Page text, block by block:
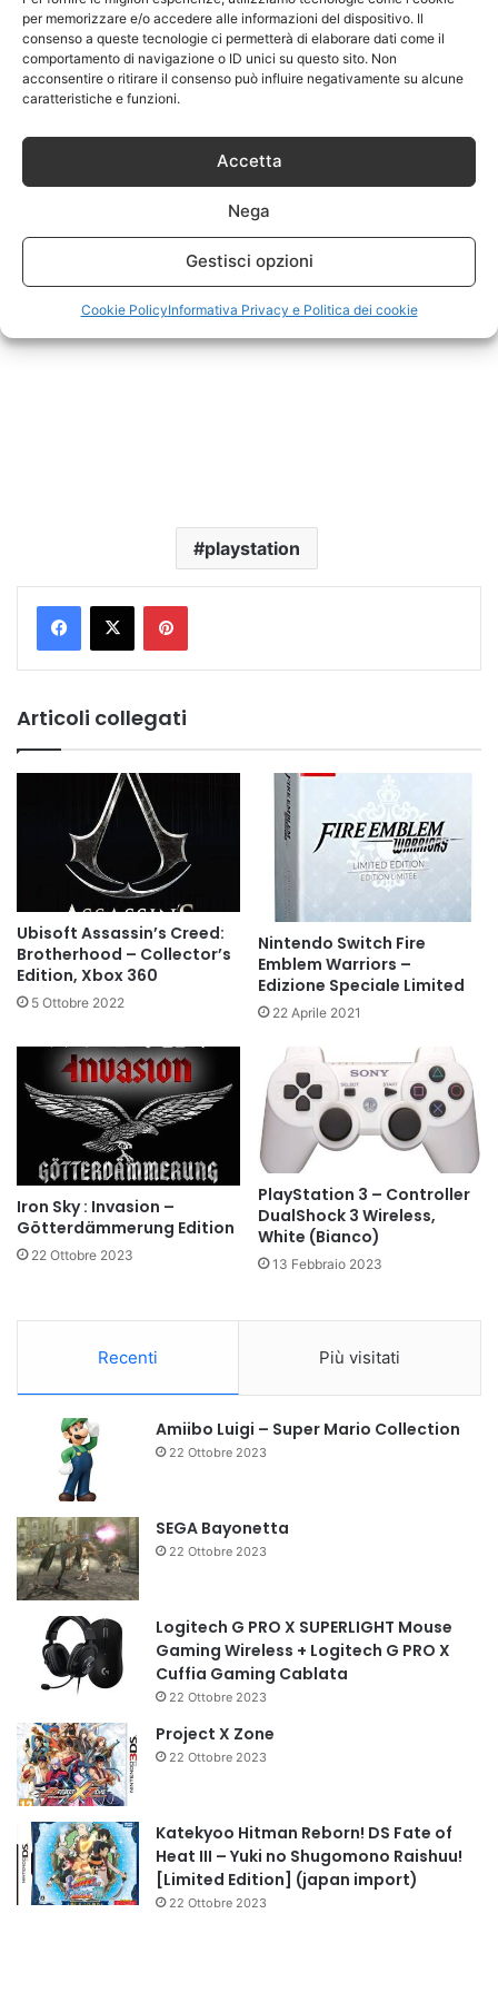
per memorizzare e/o accedere alle informazioni del dispositivo. Il
consenso a queste tecnologie ci permetterà di elaborare dati come il
comportamento di navigazione o ID unici su questo sito. Non
acconsentire o ritirare il consenso può influire negativamente su alcune
caratteristiche e funzioni.
Accetta
Nega
Gestisci opzioni
Cookie PolicyInformativa Privacy e Politica dei cookie
playstation
Pinterest
Articoli collegati
Ubisoft Assassin’s Creed:
Brotherhood – Collector’s
Edition, Xbox 360
5 Ottobre 2022
Nintendo Switch Fire
Emblem Warriors –
Edizione Speciale Limited
22 Aprile 2021
Iron Sky : Invasion –
Götterdämmerung Edition
22 Ottobre 2023
PlayStation 3 – Controller
DualShock 3 Wireless,
White (Bianco)
13 Febbraio 2023
Recenti Più visitati
Amiibo Luigi – Super Mario Collection
22 Ottobre 2023
SEGA Bayonetta
22 Ottobre 2023
Logitech G PRO X SUPERLIGHT Mouse
Gaming Wireless + Logitech G PRO X
Cuffia Gaming Cablata
22 Ottobre 2023
Project X Zone
22 Ottobre 2023
Katekyoo Hitman Reborn! DS Fate of
Heat III – Yuki no Shugomono Raishuu!
[Limited Edition] (japan import)
22 Ottobre 2023